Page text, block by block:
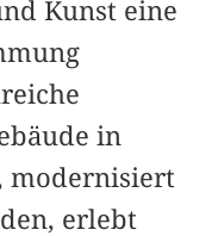
Kunst eine
in
modernisiert
erlebt